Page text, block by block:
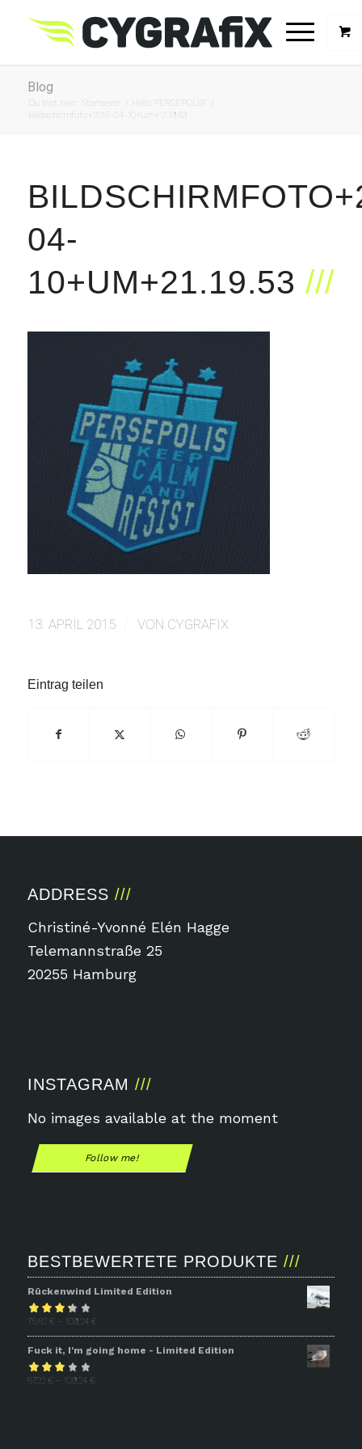
Blog
Du bist hier: Startseite Hello PERSEPOLIS!
Bildschirmfoto+2015-04-10+um+21.19.53
04-
10+UM+21.19.53
13. APRIL 2015 VON CYGRAFIX
Eintrag teilen
ADDRESS
Christiné-Yvonné Elén Hagge
Telemannstraße 25
20255 Hamburg
INSTAGRAM
No images available at the moment
Follow me!
BESTBEWERTETE PRODUKTE
Rückenwind Limited Edition
Bewertet
mit3.31
von 5
75,62 € – 109,24 €
Fuck it, I'm going home - Limited Edition
Bewertet
67,22 € – 109,24 €